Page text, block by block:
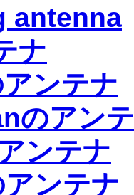
antenna
ナ
ンテナ
のアン
ンテナ
ンテナ